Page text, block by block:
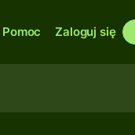
Pomoc Zaloguj się